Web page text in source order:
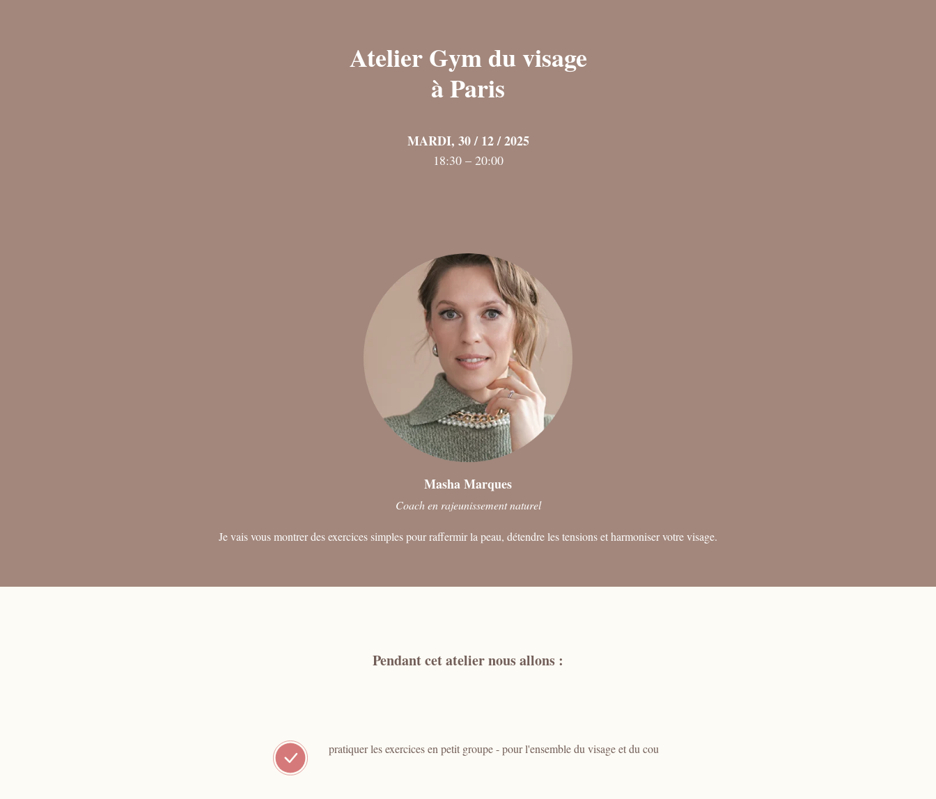
Atelier Gym du visage
à Paris
MARDI, 30 / 12 / 2025
18:30 – 20:00
Masha Marques
Coach en rajeunissement naturel
Je vais vous montrer des exercices simples pour raffermir la peau, détendre les tensions et harmoniser votre visage.
Pendant cet atelier nous allons :
pratiquer les exercices en petit groupe - pour l'ensemble du visage et du cou